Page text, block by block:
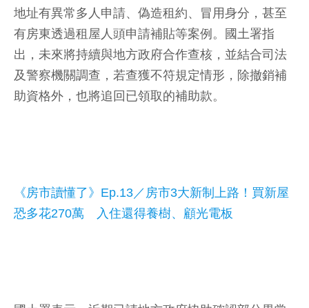
地址有異常多人申請、偽造租約、冒用身分，甚至
有房東透過租屋人頭申請補貼等案例。國土署指
出，未來將持續與地方政府合作查核，並結合司法
及警察機關調查，若查獲不符規定情形，除撤銷補
助資格外，也將追回已領取的補助款。
《房市讀懂了》Ep.13／房市3大新制上路！買新屋
恐多花270萬 入住還得養樹、顧光電板